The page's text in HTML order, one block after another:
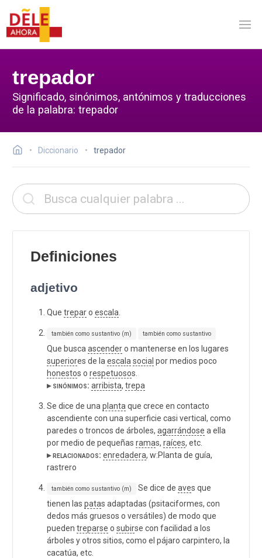
trepador
Significado, sinónimos, antónimos y traducciones
de la palabra: trepador
Diccionario trepador
Definiciones
adjetivo
Que treparo escala
también como sustantivo (m) también como sustantivo
Que busca ascendero mantenerse en los lugares
superiores de la escala social por medios poco
honestos o respetuosos.
▸ sinónimos: arribista, trepa
Se dice de una planta que crece en contacto
ascendiente con una superficie casi vertical, como
paredes o troncos de árboles, agarrándose a ella
por medio de pequeñas ramas, raíces, etc.
▸ relacionados: enredadera, w:Planta de guía,
rastrero
también como sustantivo (m) Se dice de aves que
tienen las patas adaptadas (psitaciformes, con
dedos más gruesos o versátiles) de modo que
pueden treparse o subirse con facilidad a los
árboles y otros sitios, como el pájaro carpintero, la
cacatúa, etc.